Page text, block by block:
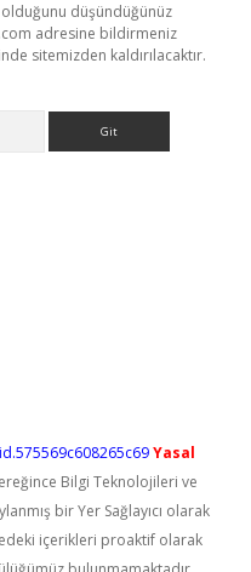
olduğunu düşündüğünüz
adresine bildirmeniz
sitemizden kaldırılacaktır.
Yasal
Bilgi Teknolojileri ve
bir Yer Sağlayıcı olarak
içerikleri proaktif olarak